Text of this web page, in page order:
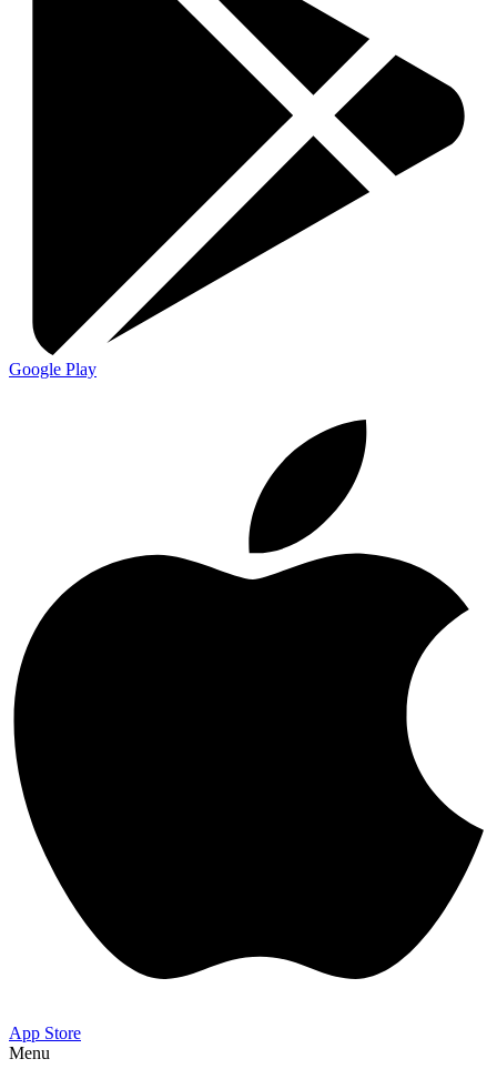
Google Play
App Store
Menu